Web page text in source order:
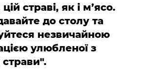
страві, як і м’ясо.
до столу та
незвичайною
улюбленої з